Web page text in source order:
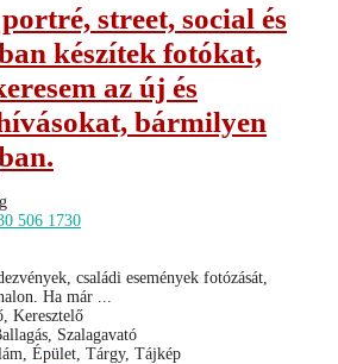
street, social és
készítek fotókat,
az új és
bármilyen
506 1730
családi események fotózását,
Ha már ...
Keresztelő
Szalagavató
Épület, Tárgy, Tájkép